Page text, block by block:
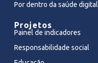
Por dentro da saúde digital
Projetos
Painel de indicadores
Responsabilidade social